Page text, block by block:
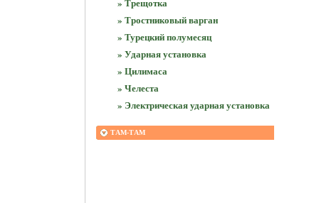
» Тростниковый варган
» Турецкий полумесяц
» Ударная установка
» Цилимаса
» Челеста
» Электрическая ударная установка
ТАМ-ТАМ